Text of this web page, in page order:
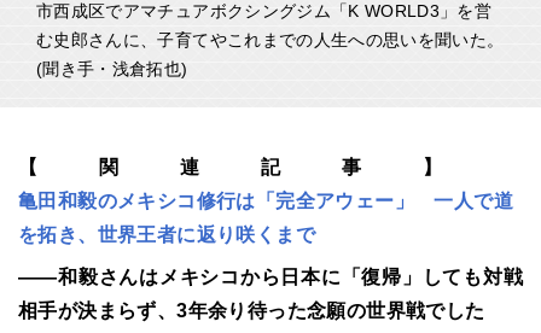
市西成区でアマチュアボクシングジム「K WORLD3」を営
む史郎さんに、子育てやこれまでの人生への思いを聞いた。
(聞き手・浅倉拓也)
【関連記事】
亀田和毅のメキシコ修行は「完全アウェー」 一人で道
を拓き、世界王者に返り咲くまで
――和毅さんはメキシコから日本に「復帰」しても対戦
相手が決まらず、3年余り待った念願の世界戦でした